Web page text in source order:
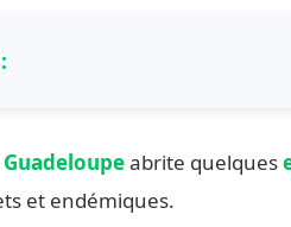
Guadeloupeabrite quelques
et endémiques.